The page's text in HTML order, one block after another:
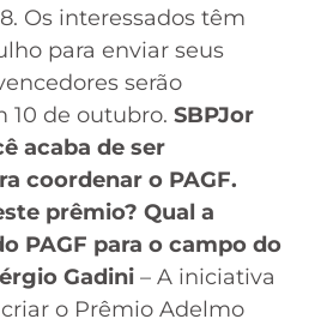
Os interessados têm
para enviar seus
serão
10 de outubro. SBPJor
acaba de ser
coordenar o PAGF.
prêmio? Qual a
PAGF para o campo do
Gadini – A iniciativa
criar o Prêmio Adelmo